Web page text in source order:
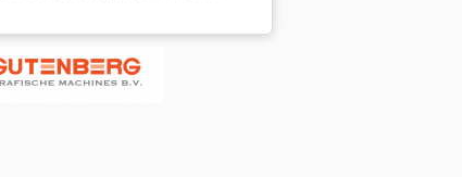
tri noža: • tri noža sa nožem